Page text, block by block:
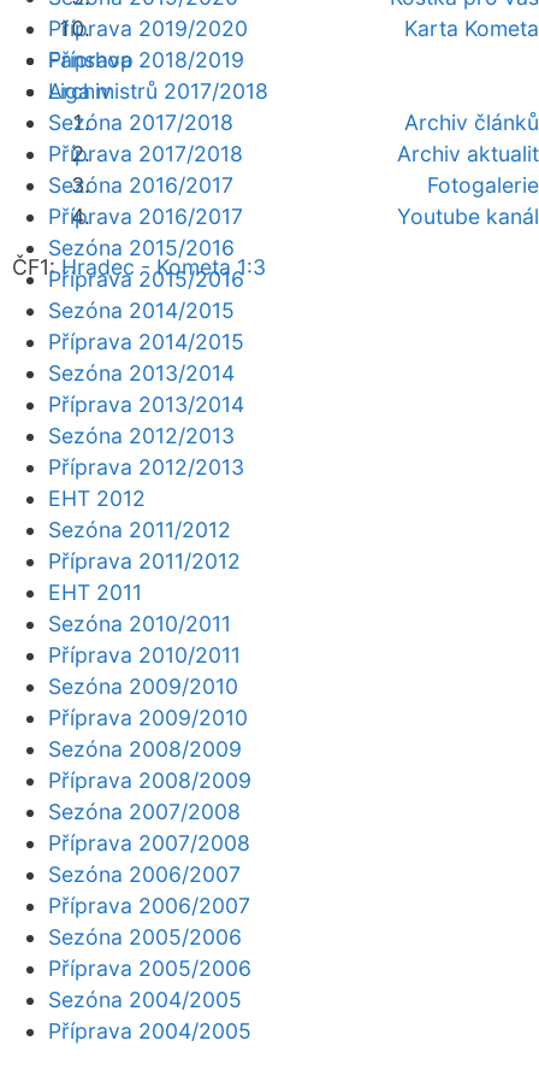
Karta Kometa
Fanshop
Archiv
Archiv článků
Archiv aktualit
Fotogalerie
Youtube kanál
ČF1:Hradec - Kometa 1:3
Příprava 2019/2020
Příprava 2018/2019
Liga mistrů 2017/2018
Sezóna 2017/2018
Příprava 2017/2018
Sezóna 2016/2017
Příprava 2016/2017
Sezóna 2015/2016
Příprava 2015/2016
Sezóna 2014/2015
Příprava 2014/2015
Sezóna 2013/2014
Příprava 2013/2014
Sezóna 2012/2013
Příprava 2012/2013
EHT 2012
Sezóna 2011/2012
Příprava 2011/2012
EHT 2011
Sezóna 2010/2011
Příprava 2010/2011
Sezóna 2009/2010
Příprava 2009/2010
Sezóna 2008/2009
Příprava 2008/2009
Sezóna 2007/2008
Příprava 2007/2008
Sezóna 2006/2007
Příprava 2006/2007
Sezóna 2005/2006
Příprava 2005/2006
Sezóna 2004/2005
Příprava 2004/2005